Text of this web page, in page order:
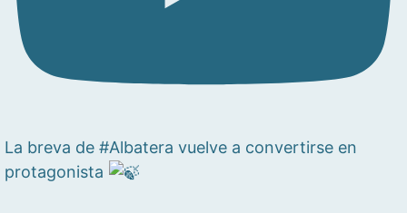
La breva de #Albatera vuelve a convertirse en
protagonista